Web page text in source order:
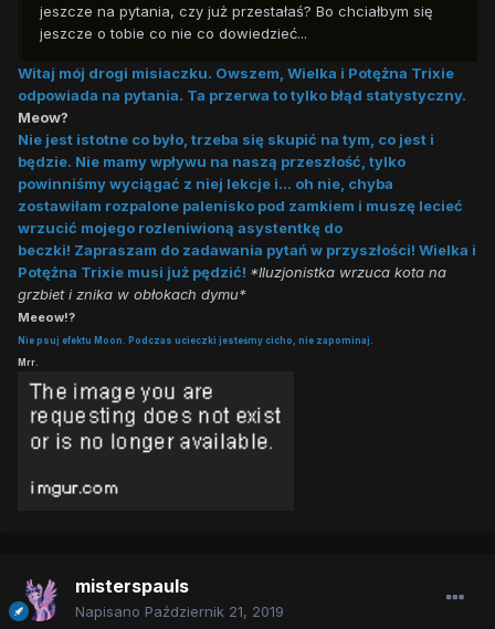
jeszcze na pytania, czy już przestałaś? Bo chciałbym się
jeszcze o tobie co nie co dowiedzieć...
Witaj mój drogi misiaczku. Owszem, Wielka i Potężna Trixie
odpowiada na pytania. Ta przerwa to tylko błąd statystyczny.
Meow?
Nie jest istotne co było, trzeba się skupić na tym, co jest i
będzie. Nie mamy wpływu na naszą przeszłość, tylko
powinniśmy wyciągać z niej lekcje i... oh nie, chyba
zostawiłam rozpalone palenisko pod zamkiem i muszę lecieć
wrzucić mojego rozleniwioną asystentkę do
beczki! Zapraszam do zadawania pytań w przyszłości! Wielka i
Potężna Trixie musi już pędzić! *Iluzjonistka wrzuca kota na
grzbiet i znika w obłokach dymu*
Meeow!?
Nie psuj efektu Moon. Podczas ucieczki jesteśmy cicho, nie zapominaj.
Mrr.
misterspauls
Napisano Październik 21, 2019